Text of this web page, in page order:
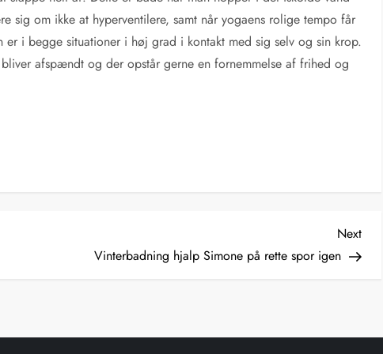
sig om ikke at hyperventilere, samt når yogaens rolige tempo får
er i begge situationer i høj grad i kontakt med sig selv og sin krop.
afspændt og der opstår gerne en fornemmelse af frihed og
Post
Next
Vinterbadning hjalp Simone på rette spor igen